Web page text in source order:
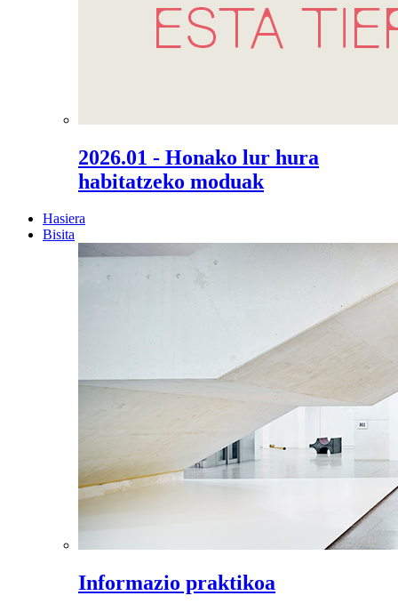
2026.01 - Honako lur hura
habitatzeko moduak
Hasiera
Bisita
Informazio praktikoa